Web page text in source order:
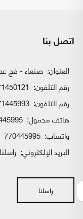
اتصل بنا
العنوان: صنعاء - فج
رقم التلفون:
رقم التلفون:
هاتف محمول:
واتساب:
البريد الإلكتروني: راسلنا
راسلنا